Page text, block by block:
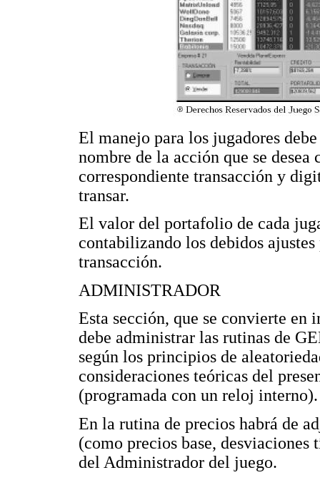
El manejo para los jugadores
nombre de la acción que se
correspondiente transacción y
transar.
El valor del portafolio de cada
contabilizando los debidos
transacción.
ADMINISTRADOR
Esta sección, que se convierte en
debe administrar las rutinas de
según los principios de
consideraciones teóricas del
(programada con un reloj interno).
En la rutina de precios habrá de
(como precios base,
del Administrador del juego.